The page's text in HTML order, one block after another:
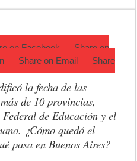
on Facebook
Share on
Share on Email
Share
la fecha de las
de 10 provincias,
de Educación y el
¿Cómo quedó el
pasa en Buenos Aires?